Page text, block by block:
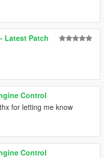
Latest Patch
Control
for letting me know
Control